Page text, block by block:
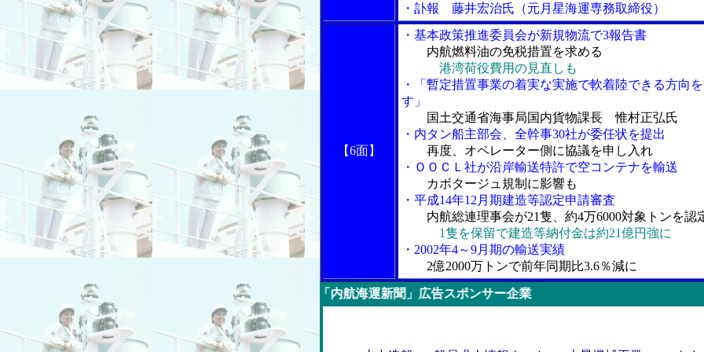
・訃報 藤井宏治氏（元月星海運専務取締役）
【6面】
・基本政策推進委員会が新規物流で3報告書
内航燃料油の免税措置を求める
港湾荷役費用の見直しも
・「暫定措置事業の着実な実施で軟着陸できる方向
す」
国土交通省海事局国内貨物課長 惟村正弘氏
・内タン船主部会、全幹事30社が委任状を提出
再度、オペレーター側に協議を申し入れ
・ＯＯＣＬ社が沿岸輸送特許で空コンテナを輸送
カボタージュ規制に影響も
・平成14年12月期建造等認定申請審査
内航総連理事会が21隻、約4万6000対象トンを認
1隻を保留で建造等納付金は約21億円強に
・2002年4～9月期の輸送実績
2億2000万トンで前年同期比3.6％減に
今週の「内航海運新聞」広告スポンサー企業